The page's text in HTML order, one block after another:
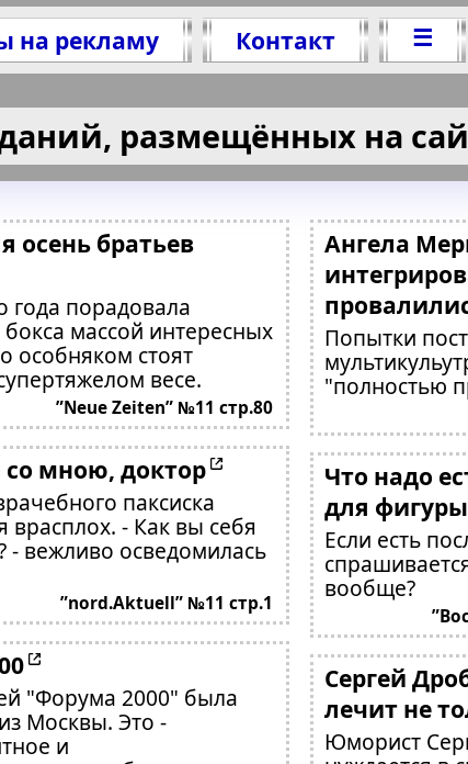
на рекламу Контакт ☰
размещённых на
осень братьев
года порадовала
массой интересных
особняком стоят
весе.
”Neue Zeiten” №11 стр.80
со мною, доктор
паксиска
- Как вы себя
- вежливо осведомилась
”nord.Aktuell” №11 стр.1
"Форума 2000" была
Москвы. Это -
и
Ангела
Попытки
"полностью
Что надо
для
Если есть
вообще?
Сергей
лечит не
Юморист